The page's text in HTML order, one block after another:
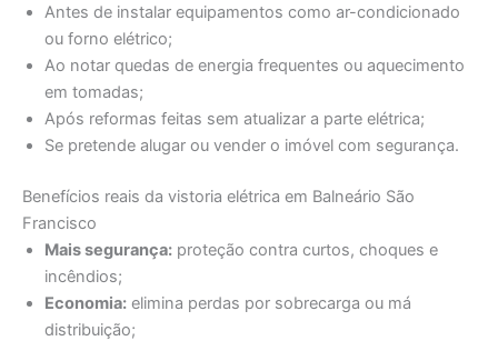
Antes de instalar equipamentos como ar-condicionado
ou forno elétrico;
Ao notar quedas de energia frequentes ou aquecimento
em tomadas;
Após reformas feitas sem atualizar a parte elétrica;
Se pretende alugar ou vender o imóvel com segurança.
Benefícios reais da vistoria elétrica em Balneário São
Francisco
Mais segurança: proteção contra curtos, choques e
incêndios;
Economia: elimina perdas por sobrecarga ou má
distribuição;